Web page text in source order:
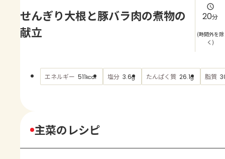
AJINOMOTO PARK とは
せんぎり大根と豚バラ肉の煮物の
献立
20分
(時間外を除
く)
エネルギー 511kcal 塩分 3.6g たんぱく質 26.1g 脂質
主菜のレシピ